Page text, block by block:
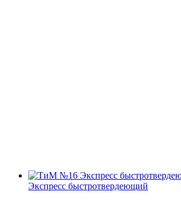
Экспресс быстротвердеющий